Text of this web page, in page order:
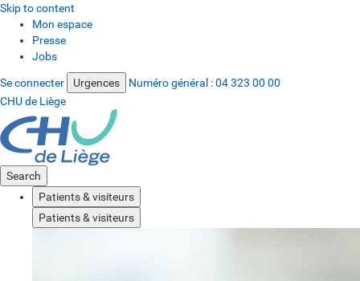
Skip to content
Mon espace
Presse
Jobs
Se connecter Urgences Numéro général :04 323 00 00
CHU de Liège
Search
Patients & visiteurs
Patients & visiteurs